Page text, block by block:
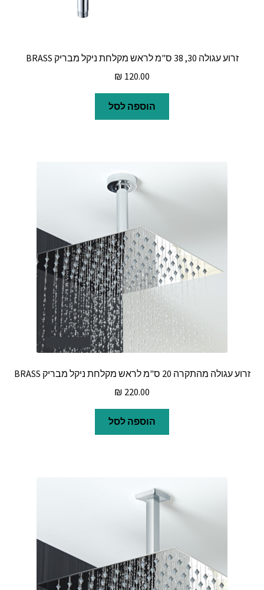
זרוע עגולה 30, 38 ס"מ לראש מקלחת ניקל מבריק BRASS
₪ 120.00
הוספה לסל
זרוע עגולה מהתקרה 20 ס"מ לראש מקלחת ניקל מבריק BRASS
₪ 220.00
הוספה לסל